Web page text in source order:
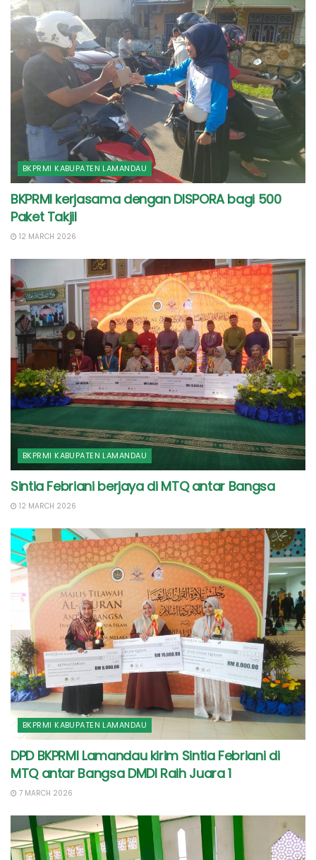
BKPRMI KABUPATEN LAMANDAU
BKPRMI kerjasama dengan DISPORA bagi 500
Paket Takjil
12 MARCH 2026
BKPRMI KABUPATEN LAMANDAU
Sintia Febriani berjaya di MTQ antar Bangsa
12 MARCH 2026
BKPRMI KABUPATEN LAMANDAU
DPD BKPRMI Lamandau kirim Sintia Febriani di
MTQ antar Bangsa DMDI Raih Juara 1
7 MARCH 2026